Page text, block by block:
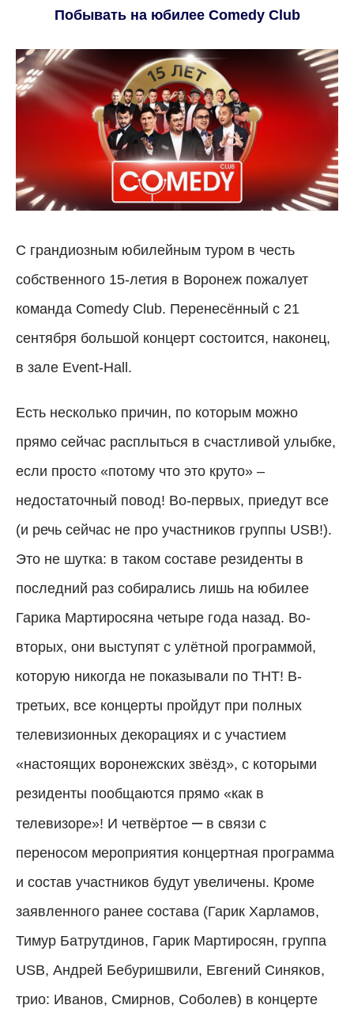
Побывать на юбилее Comedy Club
С грандиозным юбилейным туром в честь
собственного 15-летия в Воронеж пожалует
команда Comedy Club. Перенесённый с 21
сентября большой концерт состоится, наконец,
в зале Event-Hall.
Есть несколько причин, по которым можно
прямо сейчас расплыться в счастливой улыбке,
если просто «потому что это круто» –
недостаточный повод! Во-первых, приедут все
(и речь сейчас не про участников группы USB!).
Это не шутка: в таком составе резиденты в
последний раз собирались лишь на юбилее
Гарика Мартиросяна четыре года назад. Во-
вторых, они выступят с улётной программой,
которую никогда не показывали по ТНТ! В-
третьих, все концерты пройдут при полных
телевизионных декорациях и с участием
«настоящих воронежских звёзд», с которыми
резиденты пообщаются прямо «как в
телевизоре»! И четвёртое –в связи с
переносом мероприятия концертная программа
и состав участников будут увеличены. Кроме
заявленного ранее состава (Гарик Харламов,
Тимур Батрутдинов, Гарик Мартиросян, группа
USB, Андрей Бебуришвили, Евгений Синяков,
трио: Иванов, Смирнов, Соболев) в концерте